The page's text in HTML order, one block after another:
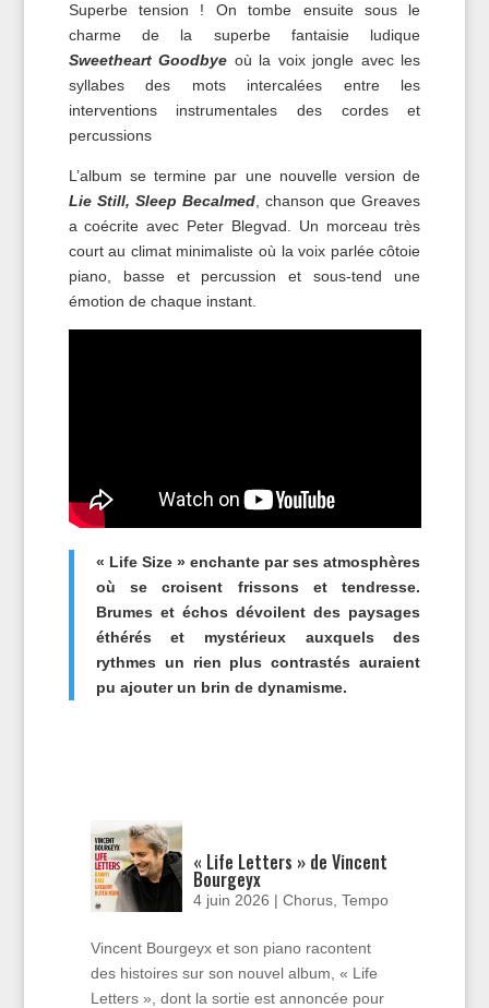
Superbe tension ! On tombe ensuite sous le
charme de la superbe fantaisie ludique
Sweetheart Goodbye où la voix jongle avec les
syllabes des mots intercalées entre les
interventions instrumentales des cordes et
percussions
L’album se termine par une nouvelle version de
Lie Still, Sleep Becalmed , chanson que Greaves
a coécrite avec Peter Blegvad. Un morceau très
court au climat minimaliste où la voix parlée côtoie
piano, basse et percussion et sous-tend une
émotion de chaque instant.
« Life Size » enchante par ses atmosphères
où se croisent frissons et tendresse.
Brumes et échos dévoilent des paysages
éthérés et mystérieux auxquels des
rythmes un rien plus contrastés auraient
pu ajouter un brin de dynamisme.
« Life Letters » de Vincent
Bourgeyx
4 juin 2026 |Chorus ,Tempo
Vincent Bourgeyx et son piano racontent
des histoires sur son nouvel album, « Life
Letters », dont la sortie est annoncée pour